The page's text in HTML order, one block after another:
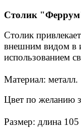
Столик
Столик
внешним видом в
использованием
Материал: металл.
Цвет по желанию
Размер: длина